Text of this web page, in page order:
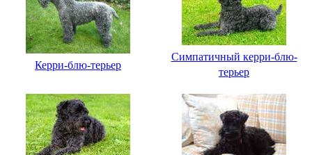
Керри-блю-терьер
Симпатичный керри-блю-
терьер